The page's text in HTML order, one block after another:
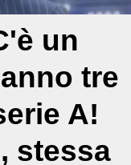
un
tre
A!
stessa